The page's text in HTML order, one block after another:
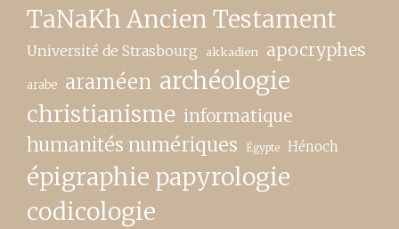
TaNaKh Ancien Testament
Université de Strasbourg akkadien apocryphes
arabe araméen archéologie
christianisme informatique
humanités numériques Égypte Hénoch
épigraphie papyrologie
codicologie